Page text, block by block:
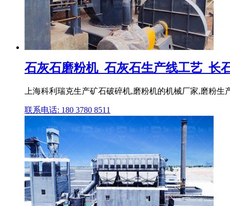
石灰石磨粉机_石灰石生产线工艺_长
上海科利瑞克生产矿石破碎机,磨粉机的机械厂家,磨粉
联系电话: 180 3780 8511